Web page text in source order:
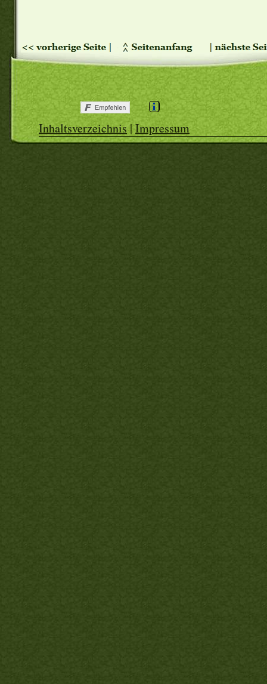
Inhaltsverzeichnis|Impressum